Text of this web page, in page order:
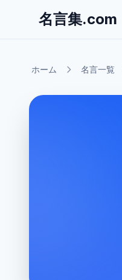
名言集.com
ホーム 名言一覧